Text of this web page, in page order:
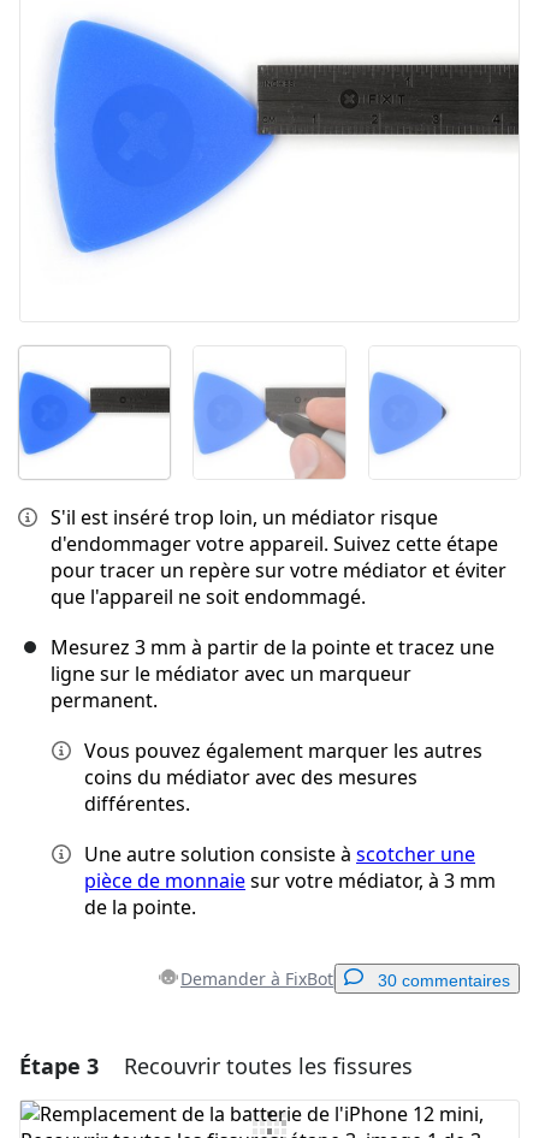
Annuler Publier un commentaire
S'il est inséré trop loin, un médiator risque
d'endommager votre appareil. Suivez cette étape
pour tracer un repère sur votre médiator et éviter
que l'appareil ne soit endommagé.
Mesurez 3 mm à partir de la pointe et tracez une
ligne sur le médiator avec un marqueur
permanent.
Vous pouvez également marquer les autres
coins du médiator avec des mesures
différentes.
Une autre solution consiste à scotcher une
pièce de monnaiesur votre médiator, à 3 mm
de la pointe.
Demander à FixBot 30 commentaires
Ajouter un commentaire
Ajouter un commentaire
Étape 3 Recouvrir toutes les fissures